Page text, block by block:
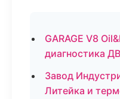
GARAGE V8
диагностика
Завод
Литейка и